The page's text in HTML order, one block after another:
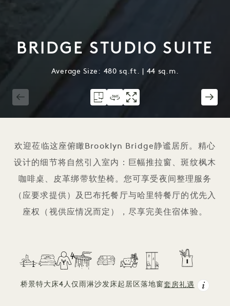
BRIDGE STUDIO SUITE
Average Size: 480 sq.ft. | 44 sq.m.
欢迎莅临这座俯瞰Brooklyn Bridge静谧居所。精心
设计的细节将自然引入室内：巨幅推拉窗、斑纹枫木
咖啡桌、皮革绑带软垫椅。您可享受夜间整理服务
（应要求提供）及巴布托餐厅与哈里特餐厅的优先入
座权（视供应情况而定），尽享完美住宿体验。
桥景特大床4人仅雨淋沙发床起居区 落地窗套房礼遇